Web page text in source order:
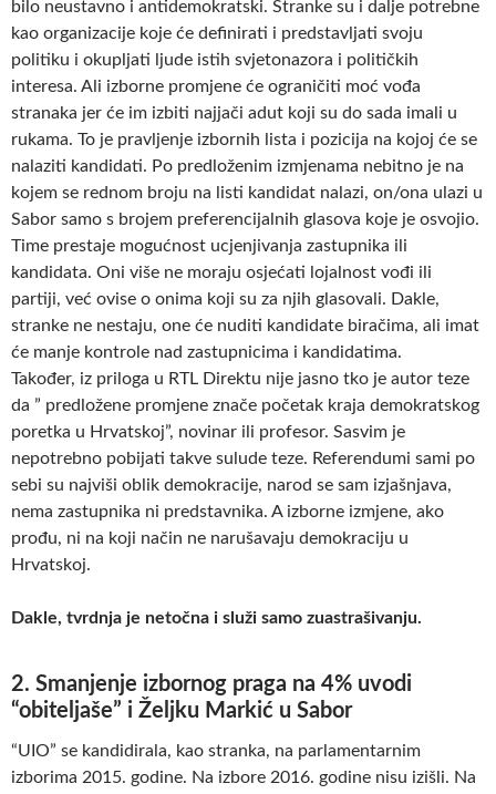
bilo neustavno i antidemokratski. Stranke su i dalje potrebne
kao organizacije koje će definirati i predstavljati svoju
politiku i okupljati ljude istih svjetonazora i političkih
interesa. Ali izborne promjene će ograničiti moć vođa
stranaka jer će im izbiti najjači adut koji su do sada imali u
rukama. To je pravljenje izbornih lista i pozicija na kojoj će se
nalaziti kandidati. Po predloženim izmjenama nebitno je na
kojem se rednom broju na listi kandidat nalazi, on/ona ulazi u
Sabor samo s brojem preferencijalnih glasova koje je osvojio.
Time prestaje mogućnost ucjenjivanja zastupnika ili
kandidata. Oni više ne moraju osjećati lojalnost vođi ili
partiji, već ovise o onima koji su za njih glasovali. Dakle,
stranke ne nestaju, one će nuditi kandidate biračima, ali imat
će manje kontrole nad zastupnicima i kandidatima.
Također, iz priloga u RTL Direktu nije jasno tko je autor teze
da ” predložene promjene znače početak kraja demokratskog
poretka u Hrvatskoj”, novinar ili profesor. Sasvim je
nepotrebno pobijati takve sulude teze. Referendumi sami po
sebi su najviši oblik demokracije, narod se sam izjašnjava,
nema zastupnika ni predstavnika. A izborne izmjene, ako
prođu, ni na koji način ne narušavaju demokraciju u
Hrvatskoj.
Dakle, tvrdnja je netočna i služi samo zuastrašivanju.
2. Smanjenje izbornog praga na 4% uvodi
“obiteljaše” i Željku Markić u Sabor
“UIO” se kandidirala, kao stranka, na parlamentarnim
izborima 2015. godine. Na izbore 2016. godine nisu izišli. Na